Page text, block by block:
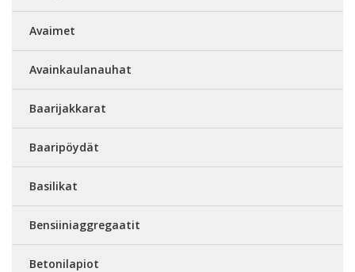
Avaimet
Avainkaulanauhat
Baarijakkarat
Baaripöydät
Basilikat
Bensiiniaggregaatit
Betonilapiot